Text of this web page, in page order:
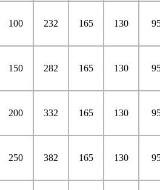
100 232 165 130
150 282 165 130
200 332 165 130
250 382 165 130